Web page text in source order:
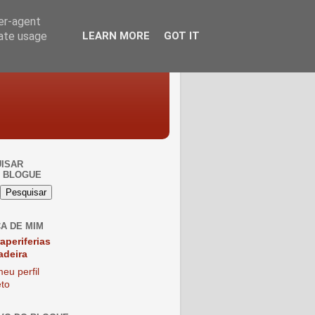
BLOGUE
DE MIM
perfil
agent
usage
LEARN MORE GOT IT